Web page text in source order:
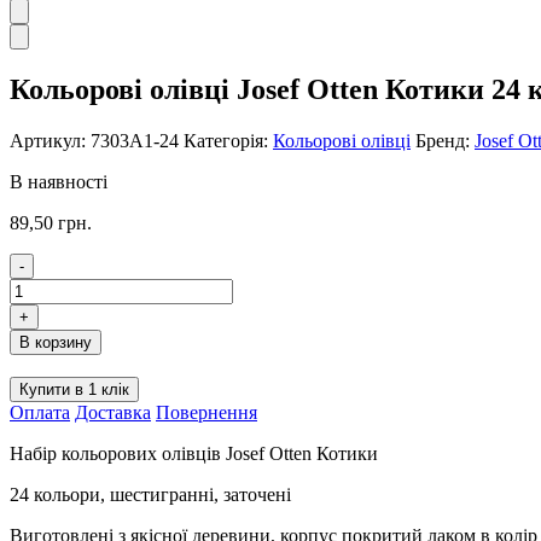
Кольорові олівці Josef Otten Котики 24
Артикул: 7303А1-24 Категорія: Кольорові олівці Бренд: Josef
В наявності
89,50 грн.
-
Кольорові
олівці
Josef
Otten
Котики
24
кольори
+
В корзину
Купити в 1 клік
Оплата Доставка Повернення
Набір кольорових олівців Josef Otten Котики
24 кольори, шестигранні, заточені
Виготовлені з якісної деревини, корпус покритий лаком в колір